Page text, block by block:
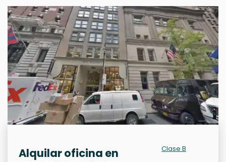
Alquilar oficina en
Clase B